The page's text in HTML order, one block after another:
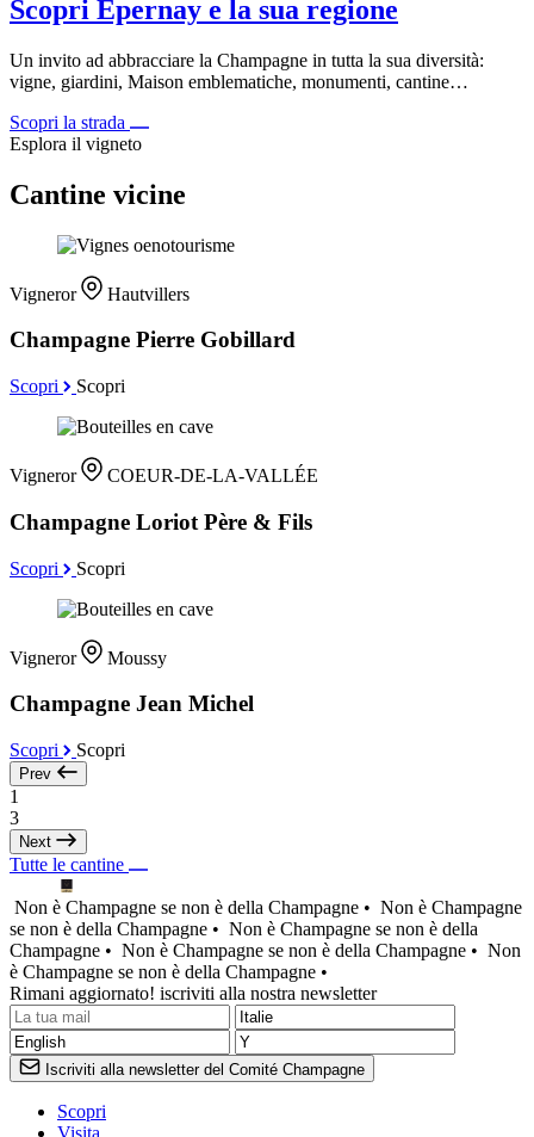
Scopri Épernay e la sua regione
Un invito ad abbracciare la Champagne in tutta la sua diversità:
vigne, giardini, Maison emblematiche, monumenti, cantine…
Scopri la strada
Esplora il vigneto
Cantine vicine
Vigneror Hautvillers
Champagne Pierre Gobillard
Scopri Scopri
Vigneror COEUR-DE-LA-VALLÉE
Champagne Loriot Père & Fils
Scopri Scopri
Vigneror Moussy
Champagne Jean Michel
Scopri Scopri
Prev
1
3
Next
Tutte le cantine
Non è Champagne se non è della Champagne • Non è Champagne
se non è della Champagne • Non è Champagne se non è della
Champagne • Non è Champagne se non è della Champagne • Non
è Champagne se non è della Champagne •
Rimani aggiornato! iscriviti alla nostra newsletter
Iscriviti alla newsletter del Comité Champagne
Scopri
Visita